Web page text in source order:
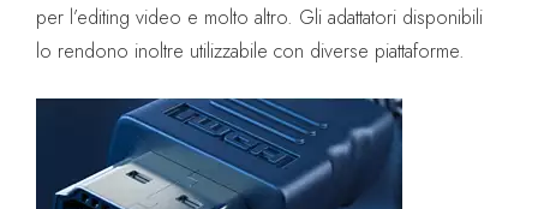
per l’editing video e molto altro. Gli adattatori disponibili
lo rendono inoltre utilizzabile con diverse piattaforme.